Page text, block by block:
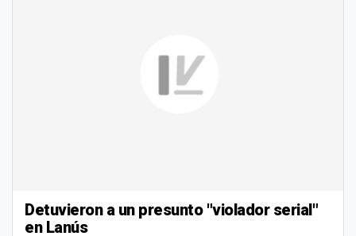
Detuvieron a un presunto "violador serial"
en Lanús